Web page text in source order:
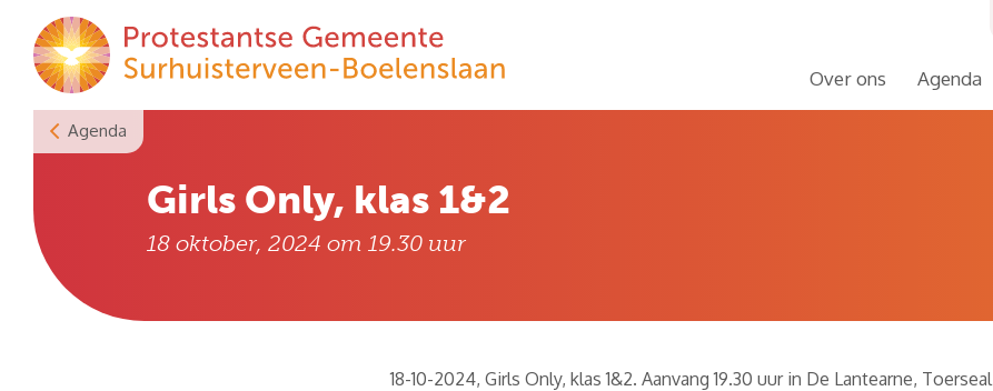
content
Over ons Agenda
Agenda
Girls Only, klas 1&2
18 oktober, 2024 om 19.30 uur
18-10-2024, Girls Only, klas 1&2. Aanvang 19.30 uur in De Lantearne, Toerseal